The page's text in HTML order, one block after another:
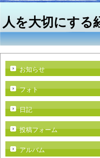
人を大切にす
お知らせ
フォト
日記
投稿フォーム
アルバム